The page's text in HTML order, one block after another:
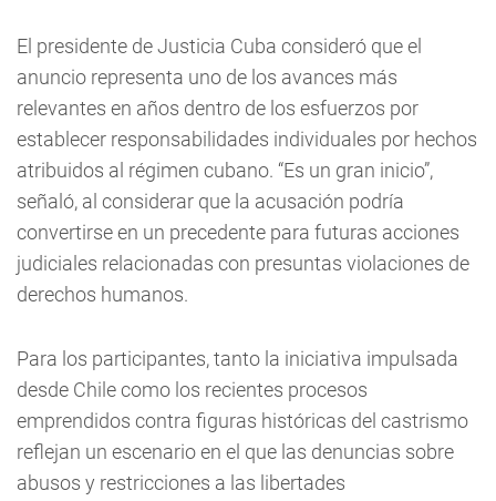
El presidente de Justicia Cuba consideró que el
anuncio representa uno de los avances más
relevantes en años dentro de los esfuerzos por
establecer responsabilidades individuales por hechos
atribuidos al régimen cubano. “Es un gran inicio”,
señaló, al considerar que la acusación podría
convertirse en un precedente para futuras acciones
judiciales relacionadas con presuntas violaciones de
derechos humanos.
Para los participantes, tanto la iniciativa impulsada
desde Chile como los recientes procesos
emprendidos contra figuras históricas del castrismo
reflejan un escenario en el que las denuncias sobre
abusos y restricciones a las libertades